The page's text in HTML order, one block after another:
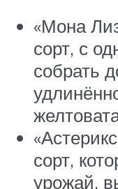
«Мона
сорт, с
собрать
сорт,
урожай,